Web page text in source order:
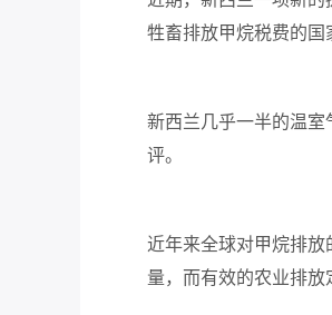
牲畜排放甲烷税费的国
新西兰几乎一半的温
评。
近年来全球对甲烷排放
量，而有效的农业排放